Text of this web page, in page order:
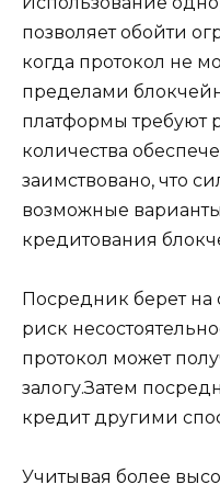
позволяет обойти
когда протокол не
пределами
платформы требуют
количества
заимствовано, что
возможные
кредитования
Посредник берет на
риск
протокол может
залогу.Затем
кредит другими
Учитывая более